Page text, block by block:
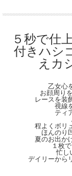
身幅：44cm
肩幅：31cm
裾幅：170cm
ウエスト周囲：70cm
【Color】#33 ピンク/
【Attention】サイズは
ございます。 色合いは
天候によりモデル画像
実際のカラーに近い状
５秒で仕
付きハシ
えカ
乙女心
お顔周り
レースを装
視線
ティ
程よくボリ
ほんのり
夏のお出か
１枚
忙し
デイリーから